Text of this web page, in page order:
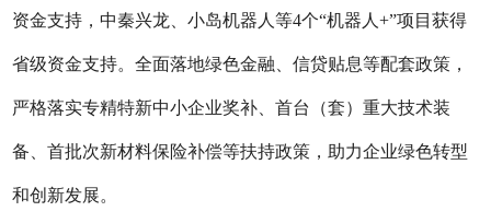
资金支持，中秦兴龙、小岛机器人等4个“机器人+”项目获得
省级资金支持。全面落地绿色金融、信贷贴息等配套政策，
严格落实专精特新中小企业奖补、首台（套）重大技术装
备、首批次新材料保险补偿等扶持政策，助力企业绿色转型
和创新发展。